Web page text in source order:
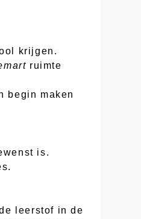
krijgen.
ruimte
begin maken
is.
leerstof in de